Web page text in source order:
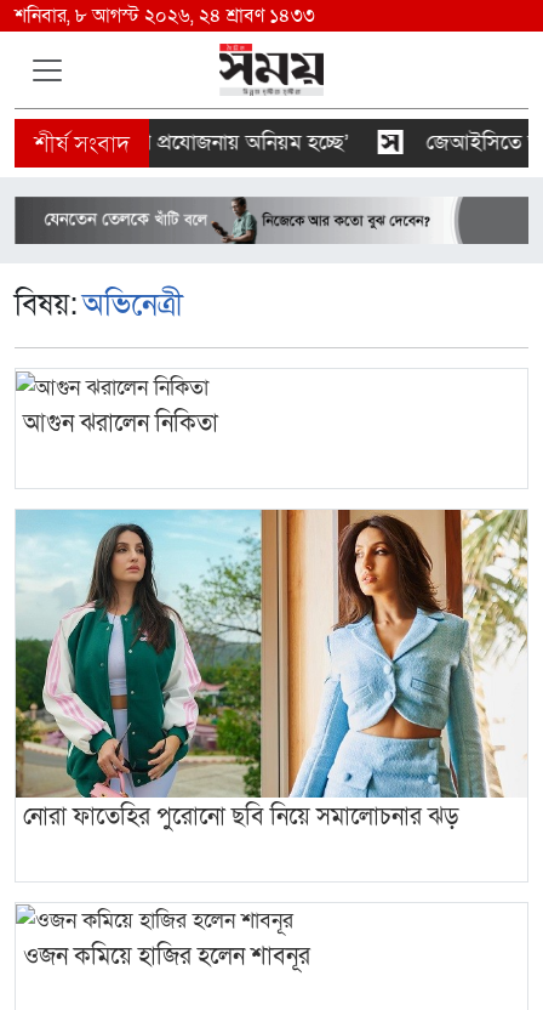
শনিবার, ৮ আগস্ট ২০২৬, ২৪ শ্রাবণ ১৪৩৩
যৌথ প্রযোজনায় অনিয়ম হচ্ছে’ জেআইসিতে আটকে
বিষয়:অভিনেত্রী
আগুন ঝরালেন নিকিতা
নোরা ফাতেহির পুরোনো ছবি নিয়ে সমালোচনার ঝড়
ওজন কমিয়ে হাজির হলেন শাবনূর